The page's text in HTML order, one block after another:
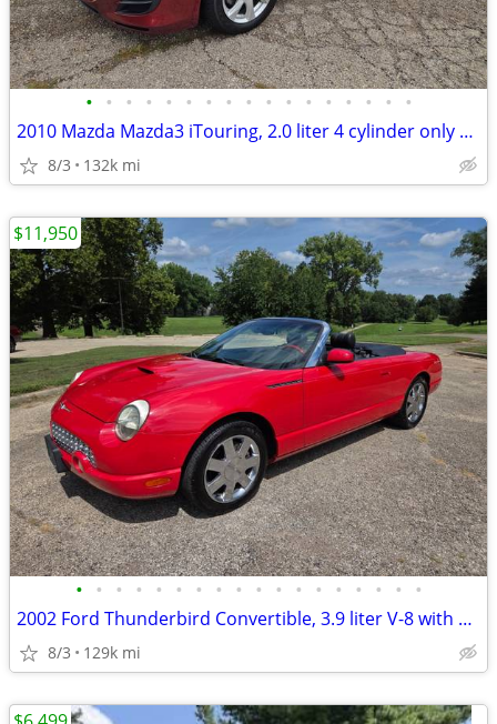
• • • • • • • • • • • • • • • • •
2010 Mazda Mazda3 iTouring, 2.0 liter 4 cylinder only 132K
8/3 132k mi
• • • • • • • • • • • • • • • • • •
2002 Ford Thunderbird Convertible, 3.9 liter V-8 with 129K
8/3 129k mi
$11,950